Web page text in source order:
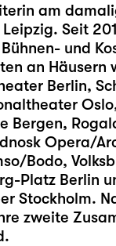
am
Seit
und
an Häusern
Berlin,
Bergen,
Opera/
Bodo,
Platz Berlin
Stockholm.
zweite